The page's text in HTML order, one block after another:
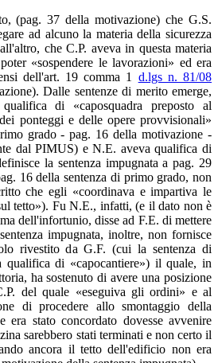
(pag. 37 della motivazione) che G.S.
ad alcuno la materia della sicurezza
che C.P. aveva in questa materia
«sospendere le lavorazioni» ed era
dell'art. 19 comma 1 d.lgs n. 81/08
Dalle sentenze di merito emerge,
di «caposquadra preposto al
ponteggi e delle opere provvisionali»
grado - pag. 16 della motivazione -
dal PIMUS) e N.E. aveva qualifica di
la sentenza impugnata a pag. 29
16 della sentenza di primo grado, non
che egli «coordinava e impartiva le
tetto»). Fu N.E., infatti, (e il dato non è
dell'infortunio, disse ad F.E. di mettere
impugnata, inoltre, non fornisce
rivestito da G.F. (cui la sentenza di
qualifica di «capocantiere») il quale, in
ha sostenuto di avere una posizione
del quale «eseguiva gli ordini» e al
di procedere allo smontaggio della
era stato concordato dovesse avvenire
sarebbero stati terminati e non certo il
ancora il tetto dell'edificio non era